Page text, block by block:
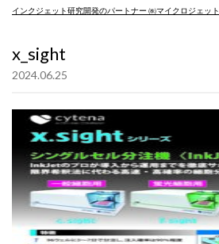
インクジェット研究開発のパートナー ㈱マイクロジェット
x_sight
2024.06.25